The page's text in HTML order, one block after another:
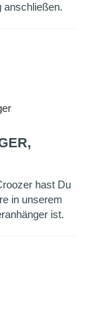
anschließen.
hast Du
in unserem
ist.